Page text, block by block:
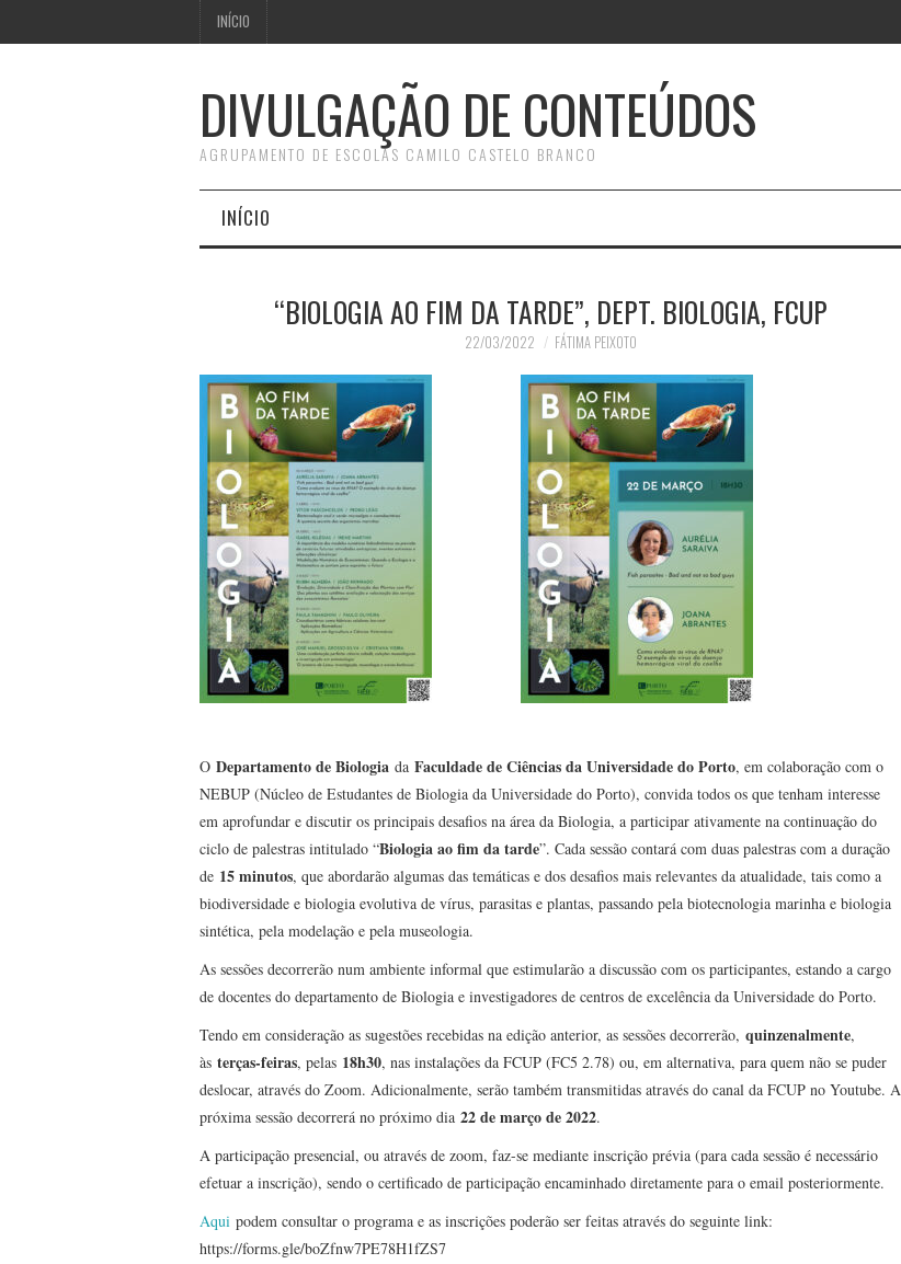
INÍCIO
DIVULGAÇÃO DE CONTEÚDOS
AGRUPAMENTO DE ESCOLAS CAMILO CASTELO BRANCO
INÍCIO
“BIOLOGIA AO FIM DA TARDE”, DEPT. BIOLOGIA, FCUP
22/03/2022 FÁTIMA PEIXOTO
O Departamento de Biologia da Faculdade de Ciências da Universidade do Porto, em colaboração com o
NEBUP (Núcleo de Estudantes de Biologia da Universidade do Porto), convida todos os que tenham interesse
em aprofundar e discutir os principais desafios na área da Biologia, a participar ativamente na continuação do
ciclo de palestras intitulado “Biologia ao fim da tarde”. Cada sessão contará com duas palestras com a duração
de 15 minutos, que abordarão algumas das temáticas e dos desafios mais relevantes da atualidade, tais como a
biodiversidade e biologia evolutiva de vírus, parasitas e plantas, passando pela biotecnologia marinha e biologia
sintética, pela modelação e pela museologia.
As sessões decorrerão num ambiente informal que estimularão a discussão com os participantes, estando a cargo
de docentes do departamento de Biologia e investigadores de centros de excelência da Universidade do Porto.
Tendo em consideração as sugestões recebidas na edição anterior, as sessões decorrerão, quinzenalmente,
às terças-feiras, pelas 18h30, nas instalações da FCUP (FC5 2.78) ou, em alternativa, para quem não se puder
deslocar, através do Zoom. Adicionalmente, serão também transmitidas através do canal da FCUP no Youtube. A
próxima sessão decorrerá no próximo dia 22 de março de 2022.
A participação presencial, ou através de zoom, faz-se mediante inscrição prévia (para cada sessão é necessário
efetuar a inscrição), sendo o certificado de participação encaminhado diretamente para o email posteriormente.
Aqui podem consultar o programa e as inscrições poderão ser feitas através do seguinte link:
https://forms.gle/boZfnw7PE78H1fZS7